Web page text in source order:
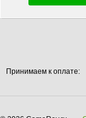
Принимаем к оплате: